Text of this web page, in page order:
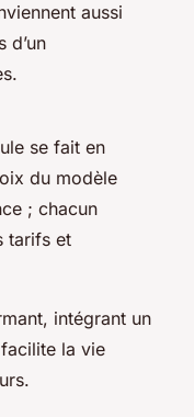
aussi
d’un
se fait en
du modèle
; chacun
tarifs et
intégrant un
la vie